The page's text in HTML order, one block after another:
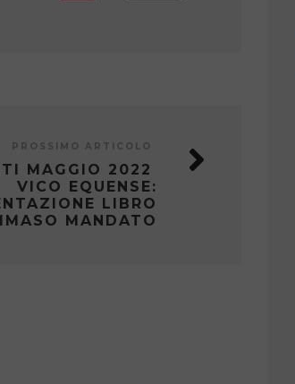
PROSSIMO ARTICOLO
MAGGIO 2022
VICO EQUENSE:
LIBRO
MANDATO